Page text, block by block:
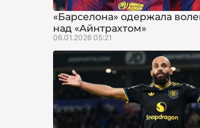
«Барселона» одержала
над «Айнтрахтом»
06.01.2026 05:21